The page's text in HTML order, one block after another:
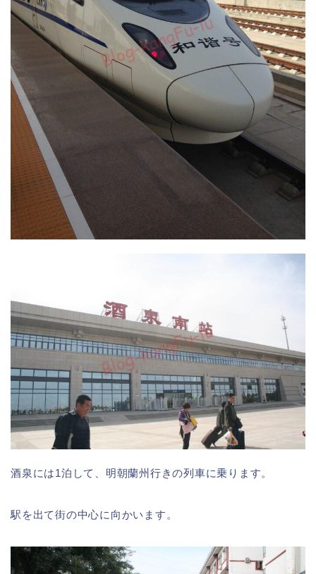
酒泉には1泊して、明朝蘭州行きの列車に乗ります。
駅を出て街の中心に向かいます。